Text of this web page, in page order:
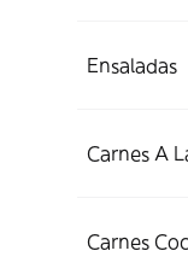
Ensaladas
Carnes A
Carnes